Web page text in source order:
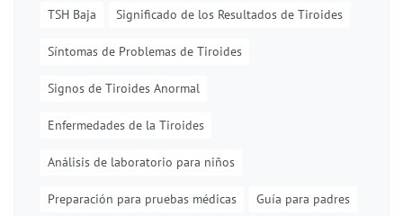
TSH Baja Significado de los Resultados de Tiroides
Síntomas de Problemas de Tiroides
Signos de Tiroides Anormal
Enfermedades de la Tiroides
Análisis de laboratorio para niños
Preparación para pruebas médicas Guía para padres